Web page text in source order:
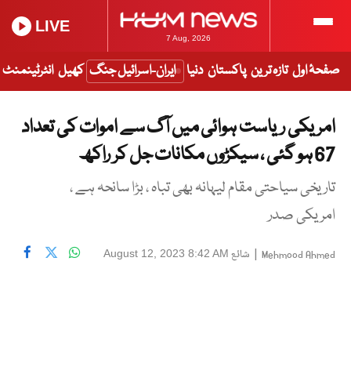
7 Aug, 2026
LIVE
صفحۂ اول تازہ ترین پاکستان دنیا ایران-اسرائیل جنگ کھیل انٹرٹینمنٹ
امریکی ریاست ہوائی میں آگ سے اموات کی تعداد
67 ہو گئی ، سیکڑوں مکانات جل کر راکھ
تاریخی سیاحتی مقام لیہانہ بھی تباہ ، بڑا سانحہ ہے ،
امریکی صدر
Mehmood Ahmed
| شائع August 12, 2023 8:42 AM